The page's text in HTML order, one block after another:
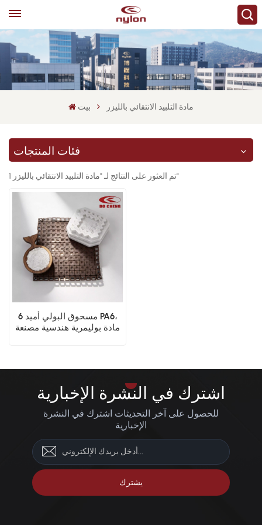
بيت مادة التلبيد الانتقائي بالليزر
فئات المنتجات
1 تم العثور على النتائج لـ "مادة التلبيد الانتقائي بالليزر"
مسحوق البولي أميد 6 PA6،
مادة بوليمرية هندسية مصنعة
اشترك في النشرة الإخبارية
للحصول على آخر التحديثات اشترك في النشرة
الإخبارية